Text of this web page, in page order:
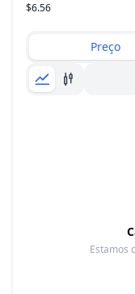
Faixa de preço
$6.56
Preço
Estamos